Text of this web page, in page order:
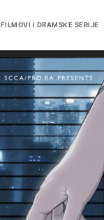
FILMOVI I DRAMSKE SERIJE